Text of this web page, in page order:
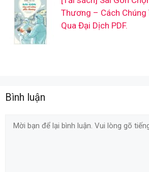
Thương – Cách Chúng
Qua Đại Dịch PDF.
Bình luận
Comment